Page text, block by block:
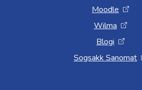
Moodle
Wilma
Blogi
Sogsakk Sanomat